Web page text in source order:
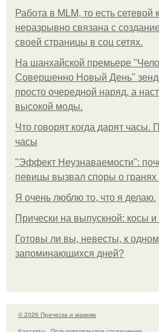
Работа в MLM, то есть сетевой
неразрывно связана с
своей страницы в соц сетях.
На шанхайской премьере
Совершенно Новый День"
просто очередной наряд, а
высокой моды.
Что говорят когда дарят часы.
часы
"Эффект Неузнаваемости":
певицы вызвал споры о
Я очень люблю то, что я делаю.
Прически на выпускной: косы и
Готовы ли вы, невесты, к
запоминающихся дней?
© 2026 Прическа и макияж